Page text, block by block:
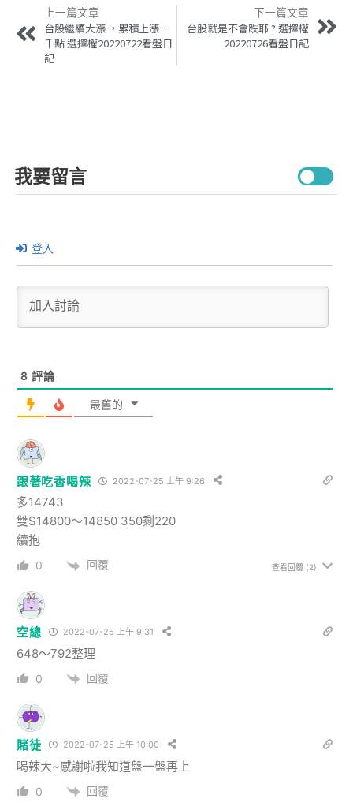
上一篇文章
台股繼續大漲 ，累積上漲一
千點 選擇權20220722看盤日
記
下一篇文章
台股就是不會跌耶 ? 選擇權
20220726看盤日記
我要留言
登入
8 評論
最舊的
跟著吃香喝辣 2022-07-25 上午 9:26
多14743
雙S14800～14850 350剩220
續抱
0 回覆 查看回覆 (2)
空總 2022-07-25 上午 9:31
648～792整理
0 回覆
賭徒 2022-07-25 上午 10:00
喝辣大~感謝啦我知道盤一盤再上
0 回覆